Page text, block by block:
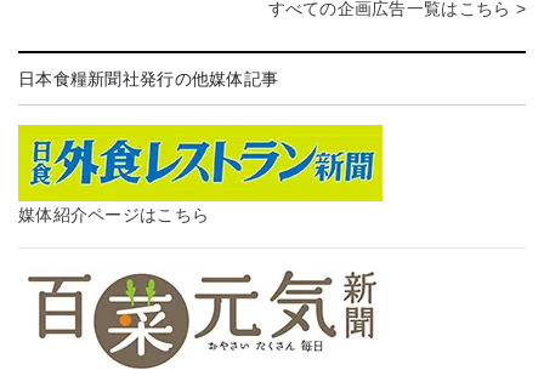
すべての企画広告一覧はこちら >
日本食糧新聞社発行の他媒体記事
媒体紹介ページはこちら